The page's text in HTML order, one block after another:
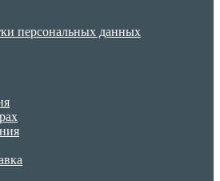
персональных данных